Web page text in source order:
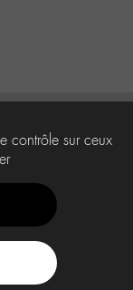
contrôle sur ceux